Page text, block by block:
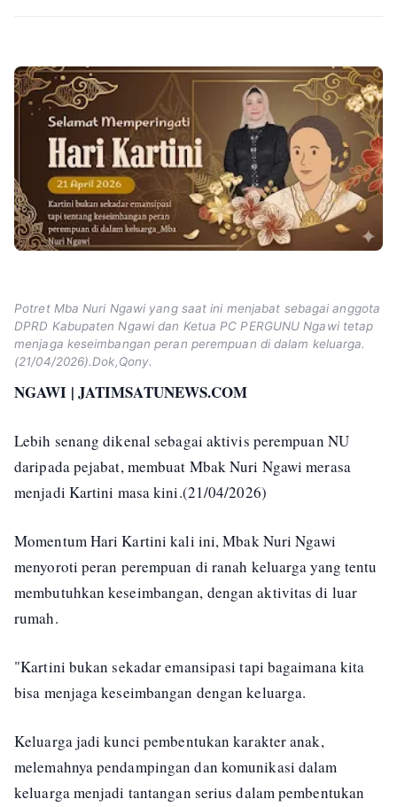
Potret Mba Nuri Ngawi yang saat ini menjabat sebagai anggota
DPRD Kabupaten Ngawi dan Ketua PC PERGUNU Ngawi tetap
menjaga keseimbangan peran perempuan di dalam keluarga.
(21/04/2026).Dok,Qony.
NGAWI | JATIMSATUNEWS.COM
Lebih senang dikenal sebagai aktivis perempuan NU
daripada pejabat, membuat Mbak Nuri Ngawi merasa
menjadi Kartini masa kini.(21/04/2026)
Momentum Hari Kartini kali ini, Mbak Nuri Ngawi
menyoroti peran perempuan di ranah keluarga yang tentu
membutuhkan keseimbangan, dengan aktivitas di luar
rumah.
"Kartini bukan sekadar emansipasi tapi bagaimana kita
bisa menjaga keseimbangan dengan keluarga.
Keluarga jadi kunci pembentukan karakter anak,
melemahnya pendampingan dan komunikasi dalam
keluarga menjadi tantangan serius dalam pembentukan